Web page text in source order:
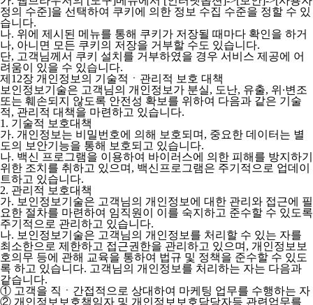
정의 수준]을 선택하여 쿠키에 의한 정보 수집 수준을 정할 수 있
습니다.
나. 위에 제시된 메뉴를 통해 쿠키가 저장될 때마다 확인을 하거
나, 아니면 모든 쿠키의 저장을 거부할 수도 있습니다.
단, 고객님께서 쿠키 설치를 거부하였을 경우 서비스 제공에 어
려움이 있을 수 있습니다.
제12장 개인정보의 기술적ㆍ관리적 보호 대책
보인정보기술은 고객님의 개인정보가 분실, 도난, 유출, 위∙변조
또는 훼손되지 않도록 안전성 확보를 위하여 다음과 같은 기술
적, 관리적 대책을 마련하고 있습니다.
1. 기술적 보호대책
가. 개인정보는 비밀번호에 의해 보호되며, 중요한 데이터는 별
도의 보안기능을 통해 보호되고 있습니다.
나. 백신 프로그램을 이용하여 바이러스에 의한 피해를 방지하기
위한 조치를 취하고 있으며, 백신프로그램은 주기적으로 업데이
트하고 있습니다.
2. 관리적 보호대책
가. 보인정보기술은 고객님의 개인정보에 대한 관리와 접근에 필
요한 절차를 마련하여 임직원이 이를 숙지하고 준수할 수 있도록
주기적으로 관리하고 있습니다.
나. 보인정보기술은 고객님의 개인정보를 처리할 수 있는 자를
최소한으로 제한하고 접근권한을 관리하고 있으며, 개인정보보
호의무 등에 관해 교육을 통하여 법규 및 정책을 준수할 수 있도
록 하고 있습니다. 고객님의 개인정보를 처리하는 자는 다음과
같습니다.
① 고객을 직ㆍ간접적으로 상대하여 마케팅 업무를 수행하는 자
② 개인정보보호책임자 및 개인정보보호담당자등 관련업무를